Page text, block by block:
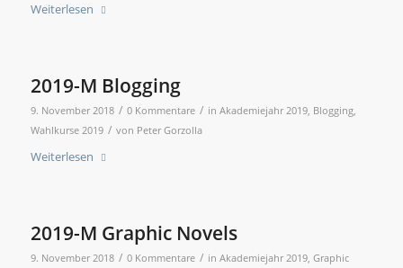
Weiterlesen
2019-M Blogging
9. November 2018 / 0 Kommentare / in Akademiejahr 2019, Blogging,
Wahlkurse 2019 / von Peter Gorzolla
Weiterlesen
2019-M Graphic Novels
9. November 2018 / 0 Kommentare / in Akademiejahr 2019, Graphic